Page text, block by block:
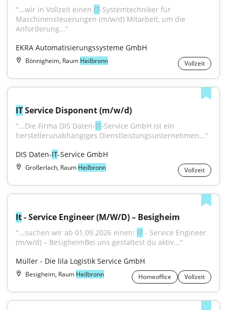
"...wir in Vollzeit einen IT-Systemtechniker für
Maschinensteuerungen (m/w/d) Mitarbeit, um die
Anforderung..."
EKRA Automatisierungssysteme GmbH
Bönnigheim, Raum Heilbronn Vollzeit
IT Service Disponent (m/w/d)
"...Die Firma DIS Daten-IT-Service GmbH ist ein
herstellerunabhängiges Dienstleistungsunternehmen..."
DIS Daten-IT-Service GmbH
Großerlach, Raum Heilbronn Vollzeit
It - Service Engineer (M/W/D) – Besigheim
"...suchen wir ab 01.09.2026 einen: IT - Service Engineer
(m/w/d) – BesigheimBei uns gestaltest du aktiv..."
Müller - Die lila Logistik Service GmbH
Besigheim, Raum Heilbronn Homeoffice Vollzeit